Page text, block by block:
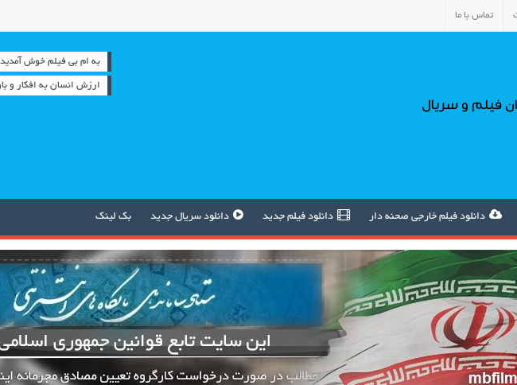
تماس با ما
فیلم و سریال
به ام بی فیلم خوش آمدید -
ارزش انسان به افکار و
دانلود فیلم خارجی صحنه دار دانلود فیلم جدید دانلود سریال جدید بک لینک